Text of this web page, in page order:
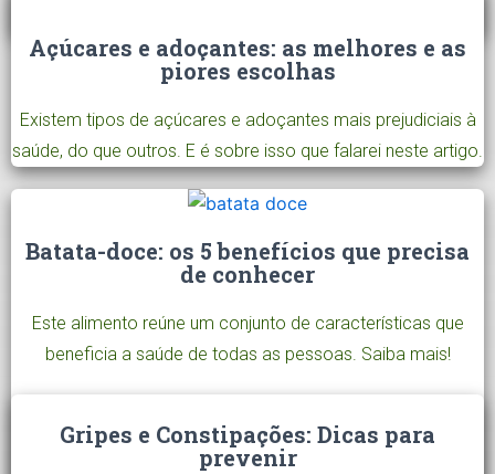
Açúcares e adoçantes: as melhores e as
piores escolhas
Existem tipos de açúcares e adoçantes mais prejudiciais à
saúde, do que outros. E é sobre isso que falarei neste artigo.
Batata-doce: os 5 benefícios que precisa
de conhecer
Este alimento reúne um conjunto de características que
beneficia a saúde de todas as pessoas. Saiba mais!
Gripes e Constipações: Dicas para
prevenir